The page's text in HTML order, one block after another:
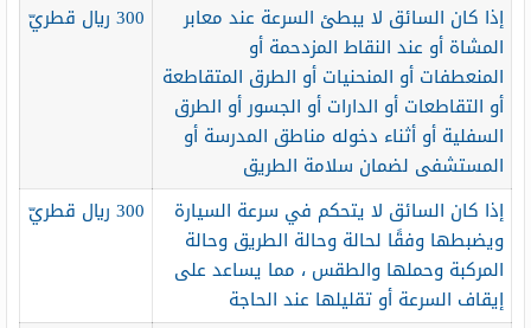
إذا كان السائق لا يبطئ السرعة عند معابر
المشاة أو عند النقاط المزدحمة أو
المنعطفات أو المنحنيات أو الطرق المتقاطعة
أو التقاطعات أو الدارات أو الجسور أو الطرق
السفلية أو أثناء دخوله مناطق المدرسة أو
المستشفى لضمان سلامة الطريق
300 ريال قطريّ
إذا كان السائق لا يتحكم في سرعة السيارة
ويضبطها وفقًا لحالة وحالة الطريق وحالة
المركبة وحملها والطقس ، مما يساعد على
إيقاف السرعة أو تقليلها عند الحاجة
300 ريال قطريّ